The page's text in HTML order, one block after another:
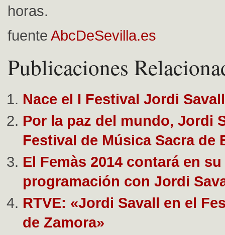
horas.
fuente AbcDeSevilla.es
Publicaciones
Nace el I Festival Jordi Savall
Por la paz del mundo, Jordi
Festival de Música Sacra de
El Femàs 2014 contará en su
programación con Jordi
RTVE: «Jordi Savall en el
de Zamora»